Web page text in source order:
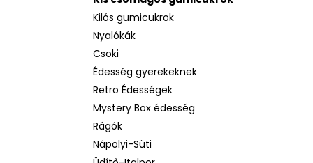
Kilós gumicukrok
Nyalókák
Csoki
Édesség gyerekeknek
Retro Édességek
Mystery Box édesség
Rágók
Nápolyi-Süti